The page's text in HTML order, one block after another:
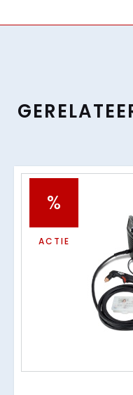
%
ACTIE